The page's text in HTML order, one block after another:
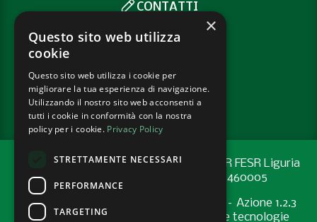
CONTATTI
SOCIAL
PRIVACY POLICY
COOKIE POLICY
Progetto cofinanziato con risorse del PR FESR Liguria
2021-2027 codice CUP: G44E24001460005
Programma Regionale FESR 2021-2027 – Azione 1.2.3
"Sostenere l’introduzione di pratiche e tecnologie
×
Questo sito web utilizza
cookie
Questo sito web utilizza i cookie per
migliorare la tua esperienza di navigazione.
Utilizzando il nostro sito web acconsenti a
tutti i cookie in conformità con la nostra
policy per i cookie. Privacy Policy
STRETTAMENTE NECESSARI
PERFORMANCE
TARGETING